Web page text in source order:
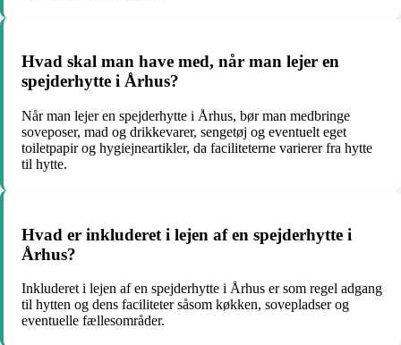
Hvad skal man have med, når man lejer en
spejderhytte i Århus?
Når man lejer en spejderhytte i Århus, bør man medbringe
soveposer, mad og drikkevarer, sengetøj og eventuelt eget
toiletpapir og hygiejneartikler, da faciliteterne varierer fra hytte
til hytte.
Hvad er inkluderet i lejen af en spejderhytte i
Århus?
Inkluderet i lejen af en spejderhytte i Århus er som regel adgang
til hytten og dens faciliteter såsom køkken, sovepladser og
eventuelle fællesområder.